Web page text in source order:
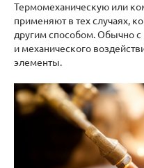
Термомеханическую или
применяют в тех случаях,
другим способом. Обычно
и механического
элементы.